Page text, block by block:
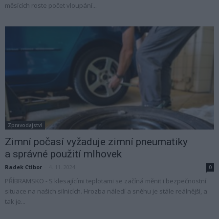
měsících roste počet vloupání...
Zpravodajství
Zimní počasí vyžaduje zimní pneumatiky
a správné použití mlhovek
Radek Ctibor 0
PŘÍBRAMSKO - S klesajícími teplotami se začíná měnit i bezpečnostní
situace na našich silnicích. Hrozba náledí a sněhu je stále reálnější, a
tak je...